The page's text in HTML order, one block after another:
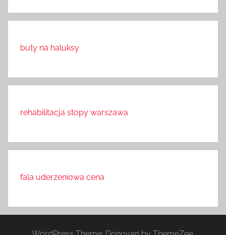
buty na haluksy
rehabilitacja stopy warszawa
fala uderzeniowa cena